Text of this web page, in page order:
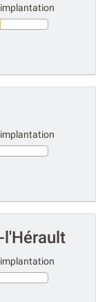
l'Hérault